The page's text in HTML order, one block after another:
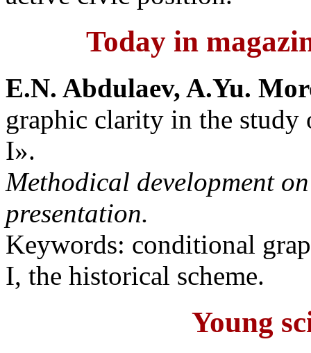
Today in
E.N. Abdulaev, A.Yu.
graphic clarity in the study
I».
Methodical development
presentation.
Keywords: conditional
I, the historical scheme.
Young